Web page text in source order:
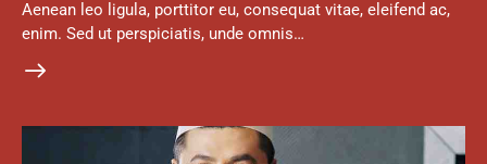
Aenean leo ligula, porttitor eu, consequat vitae, eleifend ac,
enim. Sed ut perspiciatis, unde omnis…